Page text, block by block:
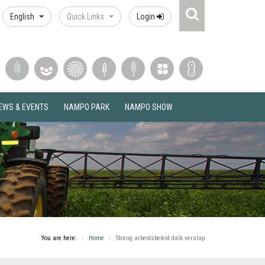
English Quick Links Login
& EVENTS NAMPO PARK NAMPO SHOW
You are here: Home Streng arbeidsbeleid dalk verslap